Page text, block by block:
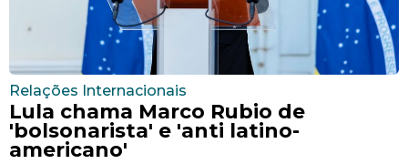
Relações Internacionais
Lula chama Marco Rubio de
'bolsonarista' e 'anti latino-
americano'